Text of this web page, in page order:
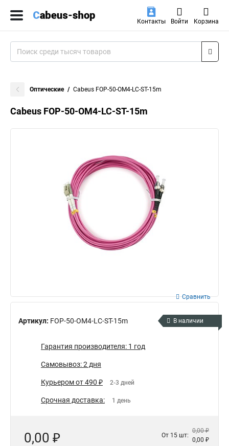
Контакты Войти Корзина
Оптические Cabeus FOP-50-OM4-LC-ST-15m
Cabeus FOP-50-OM4-LC-ST-15m
Артикул: FOP-50-OM4-LC-ST-15m
Сравнить
В наличии
Гарантия производителя: 1 год
Самовывоз: 2 дня
Курьером от 490 ₽ 2-3 дней
Срочная доставка: 1 день
0,00 ₽ От 15 шт:
0,00 ₽
0,00 ₽